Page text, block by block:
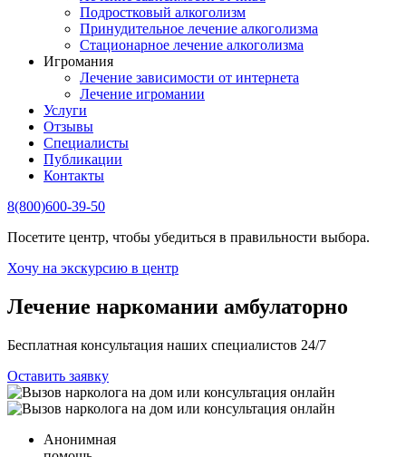
Подростковый алкоголизм
Принудительное лечение алкоголизма
Стационарное лечение алкоголизма
Игромания
Лечение зависимости от интернета
Лечение игромании
Услуги
Отзывы
Специалисты
Публикации
Контакты
8(800)600-39-50
Посетите центр, чтобы убедиться в правильности выбора.
Хочу на экскурсию в центр
Лечение наркомании амбулаторно
Бесплатная консультация наших специалистов 24/7
Оставить заявку
Анонимная